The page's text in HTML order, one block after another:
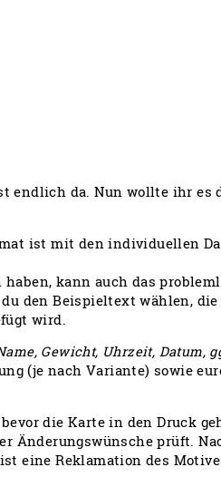
endlich da. Nun wollte ihr es
ist mit den individuellen
kann auch das
den Beispieltext wählen,
wird.
Gewicht, Uhrzeit, Datum,
(je nach Variante) sowie
die Karte in den Druck
Änderungswünsche prüft.
eine Reklamation des